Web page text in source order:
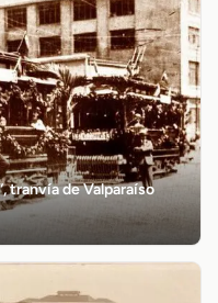
tranvía de Valparaíso